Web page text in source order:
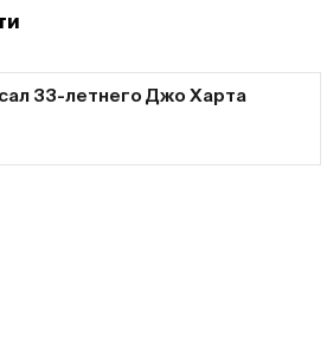
33-летнего Джо Харта